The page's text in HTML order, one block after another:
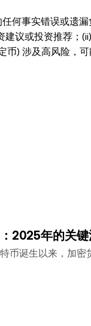
何事实错误或遗
议或投资推荐；
币) 涉及高风险，
您具体情况的问题
2025年的关
币诞生以来，加
至2025年已有超